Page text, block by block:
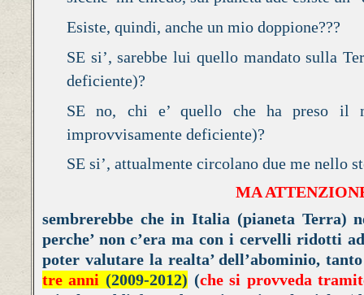
Esiste, quindi, anche un mio doppione???
SE si’, sarebbe lui quello mandato sulla
deficiente)?
SE no, chi e’ quello che ha preso il
improvvisamente deficiente)?
SE si’, attualmente circolano due me nello
MA
sembrerebbe che in Italia (pianeta Terra)
perche’ non c’era ma con i cervelli ridotti
poter valutare la realta’ dell’abominio,
tre anni (2009-2012) (che si provveda